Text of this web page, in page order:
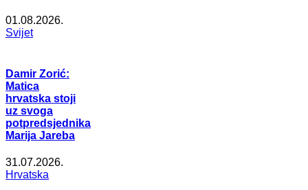
01.08.2026.
Svijet
Damir Zorić:
Matica
hrvatska stoji
uz svoga
potpredsjednika
Marija Jareba
31.07.2026.
Hrvatska